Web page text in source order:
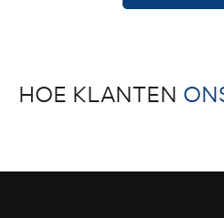
HOE KLANTEN